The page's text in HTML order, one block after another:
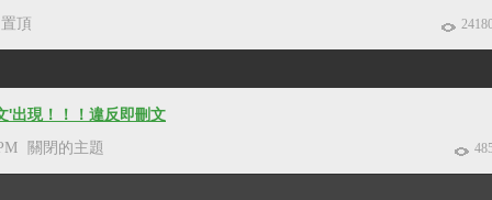
置頂
'出現！！！違反即刪文
關閉的主題